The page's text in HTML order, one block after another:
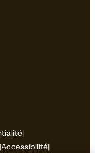
|
|Accessibilité|